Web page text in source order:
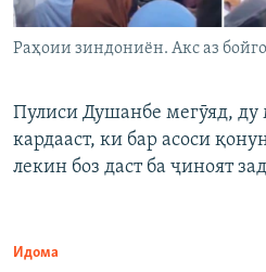
Раҳоии зиндониён. Акс аз
Пулиси Душанбе мегӯяд, ду
кардааст, ки бар асоси
лекин боз даст ба ҷиноят
Идома